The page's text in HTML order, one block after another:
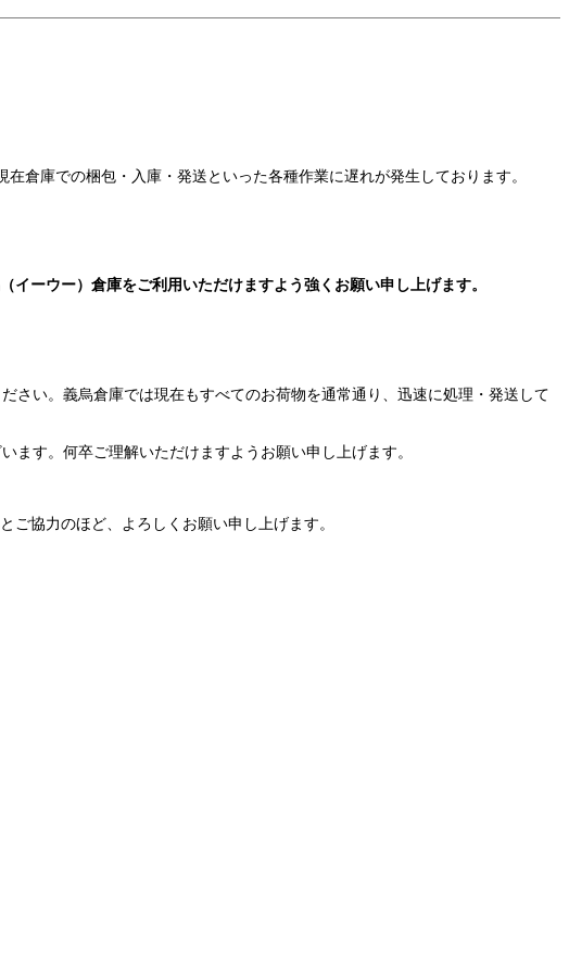
倉庫での梱包・入庫・発送といった各種作業に遅れが発生しております。
イーウー）倉庫をご利用いただけますよう強くお願い申し上げます。
さい。義烏倉庫では現在もすべてのお荷物を通常通り、迅速に処理・発送して
ます。何卒ご理解いただけますようお願い申し上げます。
協力のほど、よろしくお願い申し上げます。